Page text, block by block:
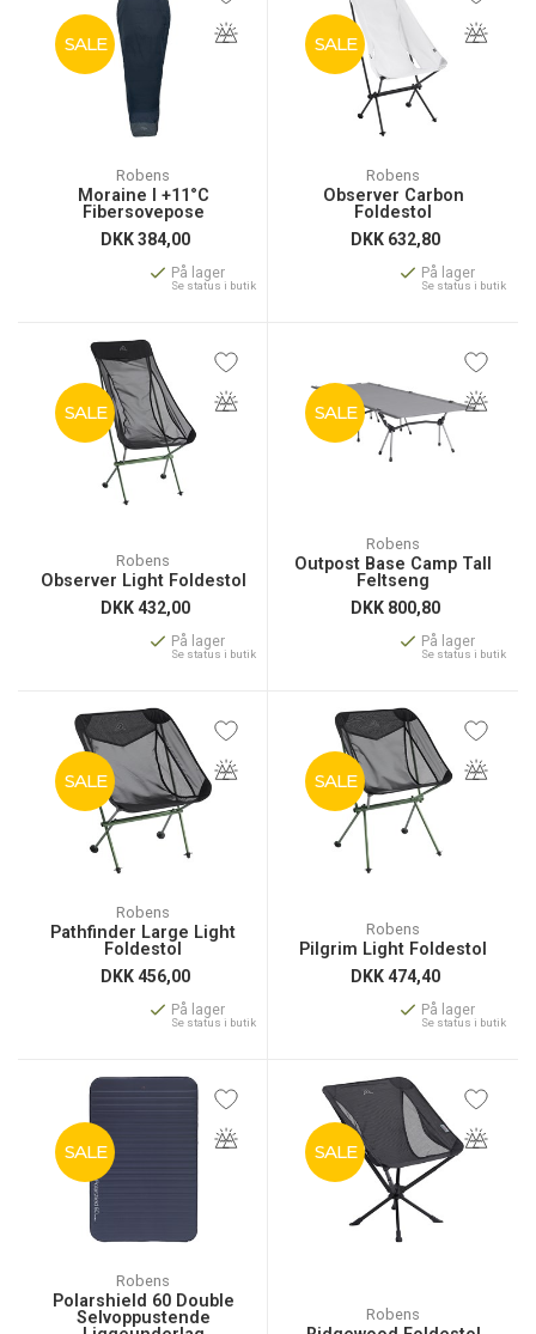
SALE
Robens
Moraine I +11°C
Fibersovepose
DKK384,00
På lager
Se status i butik
SALE
Robens
Observer Carbon
Foldestol
DKK 632,80
På lager
Se status i butik
SALE
Robens
Observer Light Foldestol
DKK432,00
På lager
Se status i butik
SALE
Robens
Outpost Base Camp Tall
Feltseng
DKK 800,80
På lager
Se status i butik
SALE
Robens
Pathfinder Large Light
Foldestol
DKK456,00
På lager
Se status i butik
SALE
Robens
Pilgrim Light Foldestol
DKK474,40
På lager
Se status i butik
SALE
Robens
Polarshield 60 Double
Selvoppustende
SALE
Robens